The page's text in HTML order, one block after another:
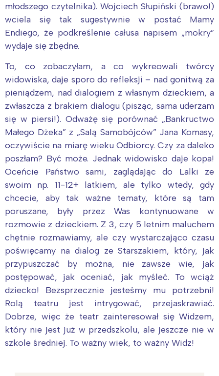
młodszego czytelnika). Wojciech Słupiński (brawo!)
wciela się tak sugestywnie w postać Mamy
Endiego, że podkreślenie całusa napisem „mokry”
wydaje się zbędne.
To, co zobaczyłam, a co wykreowali twórcy
widowiska, daje sporo do refleksji – nad gonitwą za
pieniądzem, nad dialogiem z własnym dzieckiem, a
zwłaszcza z brakiem dialogu (pisząc, sama uderzam
się w piersi!). Odważę się porównać „Bankructwo
Małego Dżeka” z „Salą Samobójców” Jana Komasy,
oczywiście na miarę wieku Odbiorcy. Czy za daleko
poszłam? Być może. Jednak widowisko daje kopa!
Oceńcie Państwo sami, zaglądając do Lalki ze
swoim np. 11-12+ latkiem, ale tylko wtedy, gdy
chcecie, aby tak ważne tematy, które są tam
poruszane, były przez Was kontynuowane w
rozmowie z dzieckiem. Z 3, czy 5 letnim maluchem
chętnie rozmawiamy, ale czy wystarczająco czasu
poświęcamy na dialog ze Starszakiem, który, jak
przypuszczać by można, nie zawsze wie, jak
postępować, jak oceniać, jak myśleć. To wciąż
dziecko! Bezsprzecznie jesteśmy mu potrzebni!
Rolą teatru jest intrygować, przejaskrawiać.
Dobrze, więc że teatr zainteresował się Widzem,
który nie jest już w przedszkolu, ale jeszcze nie w
szkole średniej. To ważny wiek, to ważny Widz!